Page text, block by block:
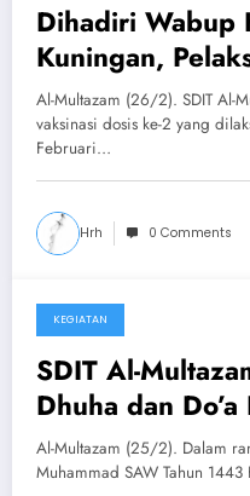
Dihadiri Wabup
Kuningan,
Al-Multazam (26/2). SDIT Al-
vaksinasi dosis ke-2 yang
Februari…
Hrh 0 Comments
February 25, 2022
KEGIATAN
SDIT Al-
Dhuha dan
Momentum Isra
Muhammad
Al-Multazam (25/2). Dalam
Muhammad SAW Tahun